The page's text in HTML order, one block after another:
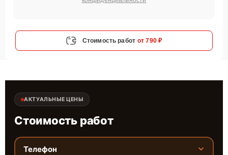
Стоимость работ от 790 ₽
АКТУАЛЬНЫЕ ЦЕНЫ
Стоимость работ
Телефон